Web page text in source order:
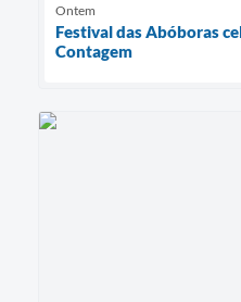
Ontem
Festival das Abóboras
Contagem